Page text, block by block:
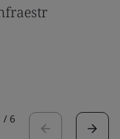
/ 6